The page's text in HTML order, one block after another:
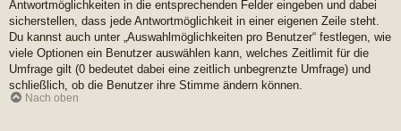
Antwortmöglichkeiten in die entsprechenden Felder eingeben und dabei
sicherstellen, dass jede Antwortmöglichkeit in einer eigenen Zeile steht.
Du kannst auch unter „Auswahlmöglichkeiten pro Benutzer“ festlegen, wie
viele Optionen ein Benutzer auswählen kann, welches Zeitlimit für die
Umfrage gilt (0 bedeutet dabei eine zeitlich unbegrenzte Umfrage) und
schließlich, ob die Benutzer ihre Stimme ändern können.
Nach oben